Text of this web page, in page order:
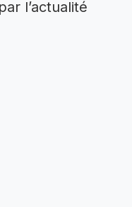
l’actualité